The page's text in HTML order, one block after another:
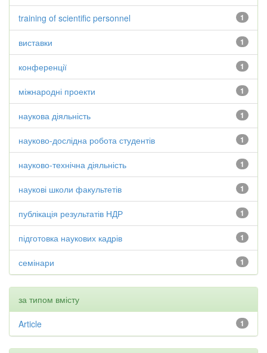
1
training of scientific personnel
1
виставки
1
конференції
1
міжнародні проекти
1
наукова діяльність
1
науково-дослідна робота студентів
1
науково-технічна діяльність
1
наукові школи факультетів
1
публікація результатів НДР
1
підготовка наукових кадрів
1
семінари
за типом вмісту
1
Article